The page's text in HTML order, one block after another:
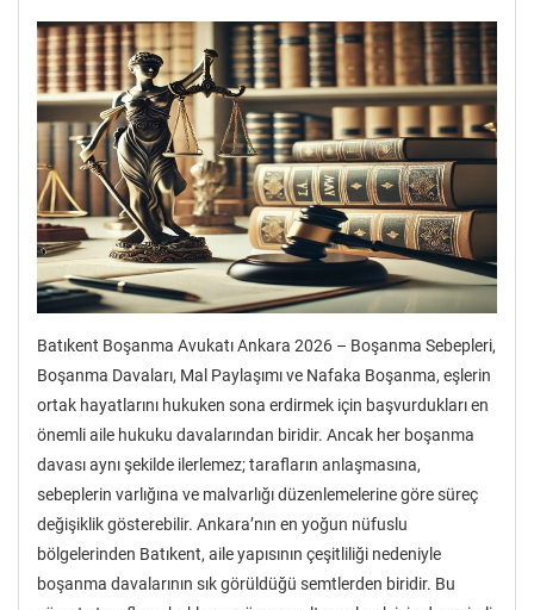
Batıkent Boşanma Avukatı Ankara 2026 – Boşanma Sebepleri,
Boşanma Davaları, Mal Paylaşımı ve Nafaka Boşanma, eşlerin
ortak hayatlarını hukuken sona erdirmek için başvurdukları en
önemli aile hukuku davalarından biridir. Ancak her boşanma
davası aynı şekilde ilerlemez; tarafların anlaşmasına,
sebeplerin varlığına ve malvarlığı düzenlemelerine göre süreç
değişiklik gösterebilir. Ankara’nın en yoğun nüfuslu
bölgelerinden Batıkent, aile yapısının çeşitliliği nedeniyle
boşanma davalarının sık görüldüğü semtlerden biridir. Bu